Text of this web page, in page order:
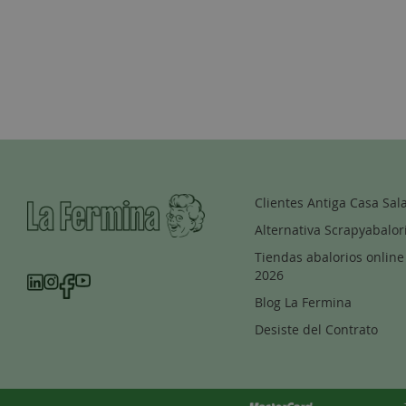
Clientes Antiga Casa Sala
Alternativa
Tiendas abalorios online
2026
Blog La Fermina
Desiste del Contrato